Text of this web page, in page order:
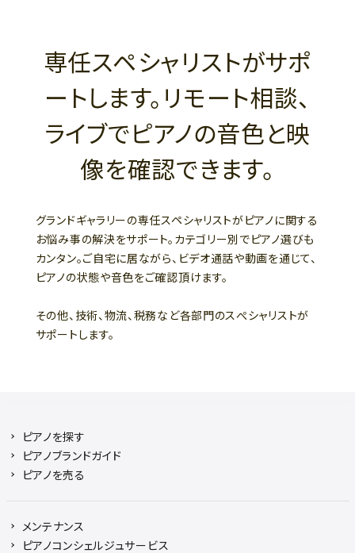
専任スペシャリストがサポ
ートします。リモート相談、
ライブでピアノの音色と映
像を確認できます。
グランドギャラリーの専任スペシャリストがピアノに関する
お悩み事の解決をサポート。カテゴリー別でピアノ選びも
カンタン。ご自宅に居ながら、ビデオ通話や動画を通じて、
ピアノの状態や音色をご確認頂けます。
その他、技術、物流、税務など各部門のスぺシャリストが
サポートします。
ピアノを探す
ピアノブランドガイド
ピアノを売る
メンテナンス
ピアノコンシェルジュサービス